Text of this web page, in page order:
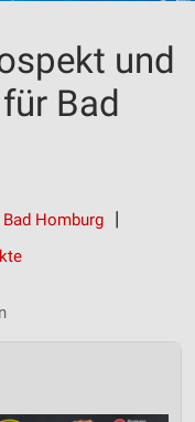
und
Bad
Homburg